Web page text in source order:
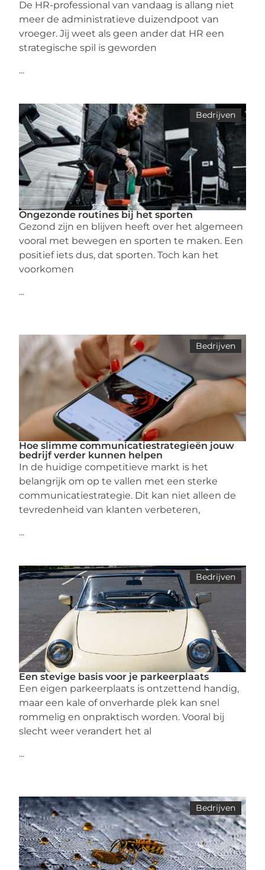
De HR-professional van vandaag is allang niet
meer de administratieve duizendpoot van
vroeger. Jij weet als geen ander dat HR een
strategische spil is geworden
...
Bedrijven
Ongezonde routines bij het sporten
Gezond zijn en blijven heeft over het algemeen
vooral met bewegen en sporten te maken. Een
positief iets dus, dat sporten. Toch kan het
voorkomen
...
Bedrijven
Hoe slimme communicatiestrategieën jouw
bedrijf verder kunnen helpen
In de huidige competitieve markt is het
belangrijk om op te vallen met een sterke
communicatiestrategie. Dit kan niet alleen de
tevredenheid van klanten verbeteren,
...
Bedrijven
Een stevige basis voor je parkeerplaats
Een eigen parkeerplaats is ontzettend handig,
maar een kale of onverharde plek kan snel
rommelig en onpraktisch worden. Vooral bij
slecht weer verandert het al
...
Bedrijven